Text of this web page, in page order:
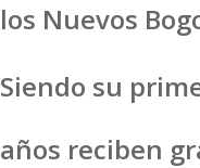
los Nuevos
Siendo su
años reciben